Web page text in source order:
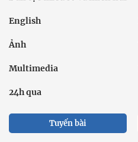
English
Ảnh
Multimedia
24h qua
Tuyến bài